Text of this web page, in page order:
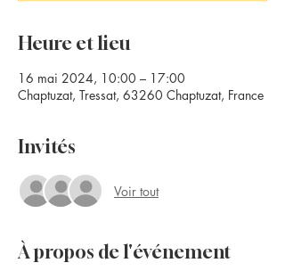
Heure et lieu
16 mai 2024, 10:00 – 17:00
Chaptuzat, Tressat, 63260 Chaptuzat, France
Invités
Voir tout
À propos de l'événement